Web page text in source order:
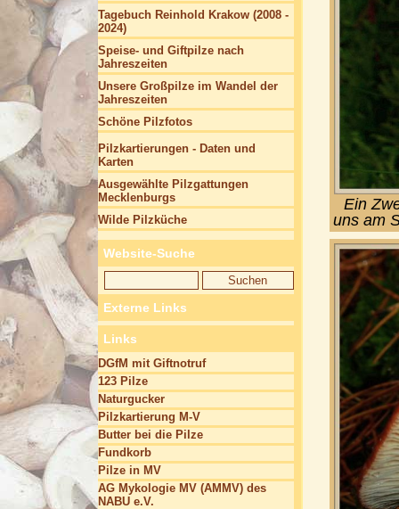
Ein
uns am
Tagebuch Reinhold Krakow (2008 -
2024)
Speise- und Giftpilze nach
Jahreszeiten
Unsere Großpilze im Wandel der
Jahreszeiten
Schöne Pilzfotos
Pilzkartierungen - Daten und
Karten
Ausgewählte Pilzgattungen
Mecklenburgs
Wilde Pilzküche
Website-Suche
Externe Links
Links
DGfM mit Giftnotruf
123 Pilze
Naturgucker
Pilzkartierung M-V
Butter bei die Pilze
Fundkorb
Pilze in MV
AG Mykologie MV (AMMV) des
NABU e.V.